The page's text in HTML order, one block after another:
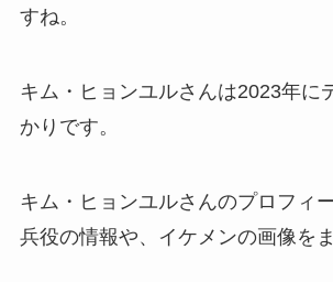
すね。
キム・ヒョンユルさんは2023年に
かりです。
キム・ヒョンユルさんのプロフィ
兵役の情報や、イケメンの画像を